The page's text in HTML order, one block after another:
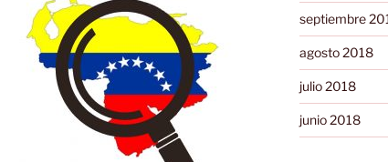
septiembre
agosto 2018
julio 2018
junio 2018